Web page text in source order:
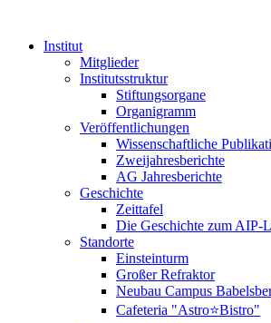
Institut
Mitglieder
Institutsstruktur
Stiftungsorgane
Organigramm
Veröffentlichungen
Wissenschaftliche
Zweijahresberichte
AG Jahresberichte
Geschichte
Zeittafel
Die Geschichte zum AIP-
Standorte
Einsteinturm
Großer Refraktor
Neubau Campus
Cafeteria "Astro⭐Bistro"